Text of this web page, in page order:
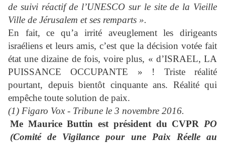
de suivi réactif de l’UNESCO sur le site de la Vieille
Ville de Jérusalem et ses remparts ».
En fait, ce qu’a irrité aveuglement les dirigeants
israéliens et leurs amis, c’est que la décision votée fait
état une dizaine de fois, voire plus, « d’ISRAEL, LA
PUISSANCE OCCUPANTE » ! Triste réalité
pourtant, depuis bientôt cinquante ans. Réalité qui
empêche toute solution de paix.
(1) Figaro Vox - Tribune le 3 novembre 2016.
Me Maurice Buttin est président du CVPR PO
(Comité de Vigilance pour une Paix Réelle au